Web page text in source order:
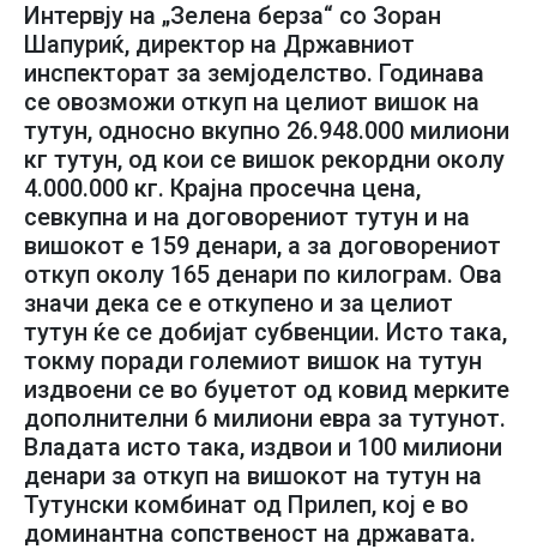
Интервју на „Зелена берза“ со Зоран
Шапуриќ, директор на Државниот
инспекторат за земјоделство. Годинава
се овозможи откуп на целиот вишок на
тутун, односно вкупно 26.948.000 милиони
кг тутун, од кои се вишок рекордни околу
4.000.000 кг. Крајна просечна цена,
севкупна и на договорениот тутун и на
вишокот е 159 денари, а за договорениот
откуп околу 165 денари по килограм. Ова
значи дека се е откупено и за целиот
тутун ќе се добијат субвенции. Исто така,
токму поради големиот вишок на тутун
издвоени се во буџетот од ковид мерките
дополнителни 6 милиони евра за тутунот.
Владата исто така, издвои и 100 милиони
денари за откуп на вишокот на тутун на
Тутунски комбинат од Прилеп, кој е во
доминантна сопственост на државата.